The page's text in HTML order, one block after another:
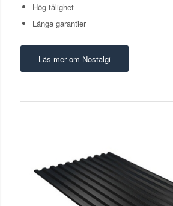
Hög tålighet
Långa garantier
Läs mer om Nostalgi